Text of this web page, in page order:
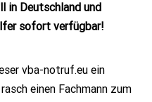
in Deutschland und
sofort verfügbar!
vba-notruf.eu ein
einen Fachmann zum